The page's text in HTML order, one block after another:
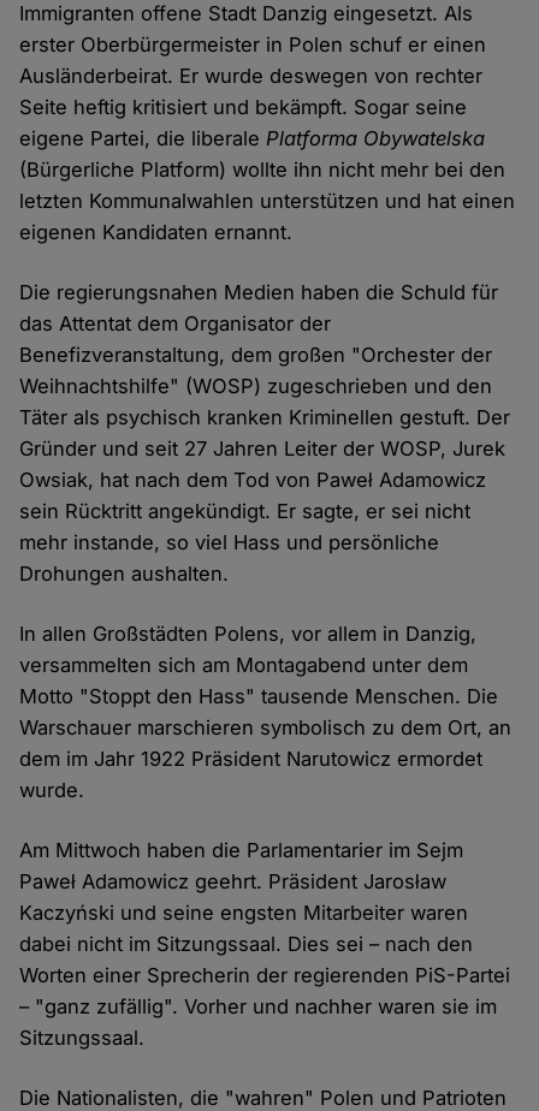
Immigranten offene Stadt Danzig eingesetzt. Als
erster Oberbürgermeister in Polen schuf er einen
Ausländerbeirat. Er wurde deswegen von rechter
Seite heftig kritisiert und bekämpft. Sogar seine
eigene Partei, die liberalePlatforma Obywatelska
(Bürgerliche Platform) wollte ihn nicht mehr bei den
letzten Kommunalwahlen unterstützen und hat einen
eigenen Kandidaten ernannt.
Die regierungsnahen Medien haben die Schuld für
das Attentat dem Organisator der
Benefizveranstaltung, dem großen "Orchester der
Weihnachtshilfe" (WOSP) zugeschrieben und den
Täter als psychisch kranken Kriminellen gestuft. Der
Gründer und seit 27 Jahren Leiter der WOSP, Jurek
Owsiak, hat nach dem Tod von Paweł Adamowicz
sein Rücktritt angekündigt. Er sagte, er sei nicht
mehr instande, so viel Hass und persönliche
Drohungen aushalten.
In allen Großstädten Polens, vor allem in Danzig,
versammelten sich am Montagabend unter dem
Motto "Stoppt den Hass" tausende Menschen. Die
Warschauer marschieren symbolisch zu dem Ort, an
dem im Jahr 1922 Präsident Narutowicz ermordet
wurde.
Am Mittwoch haben die Parlamentarier im Sejm
Paweł Adamowicz geehrt. Präsident Jarosław
Kaczyński und seine engsten Mitarbeiter waren
dabei nicht im Sitzungssaal. Dies sei – nach den
Worten einer Sprecherin der regierenden PiS-Partei
– "ganz zufällig". Vorher und nachher waren sie im
Sitzungssaal.
Die Nationalisten, die "wahren" Polen und Patrioten